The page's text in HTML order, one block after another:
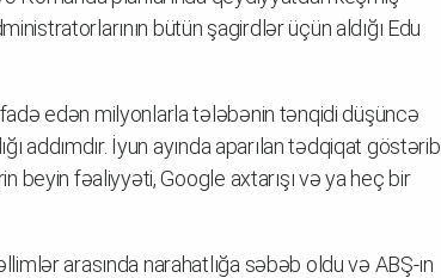
bütün şagirdlər üçün aldığı Edu
edən milyonlarla tələbənin tənqidi düşüncə
addımdır. İyun ayında aparılan tədqiqat göstərib
beyin fəaliyyəti, Google axtarışı və ya heç bir
arasında narahatlığa səbəb oldu və ABŞ-ın